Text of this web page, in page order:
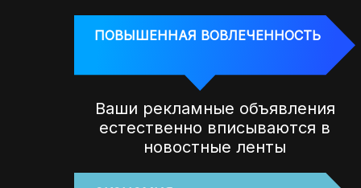
ПОВЫШЕННАЯ ВОВЛЕЧЕННОСТЬ
Ваши рекламные объявления
естественно вписываются в
новостные ленты